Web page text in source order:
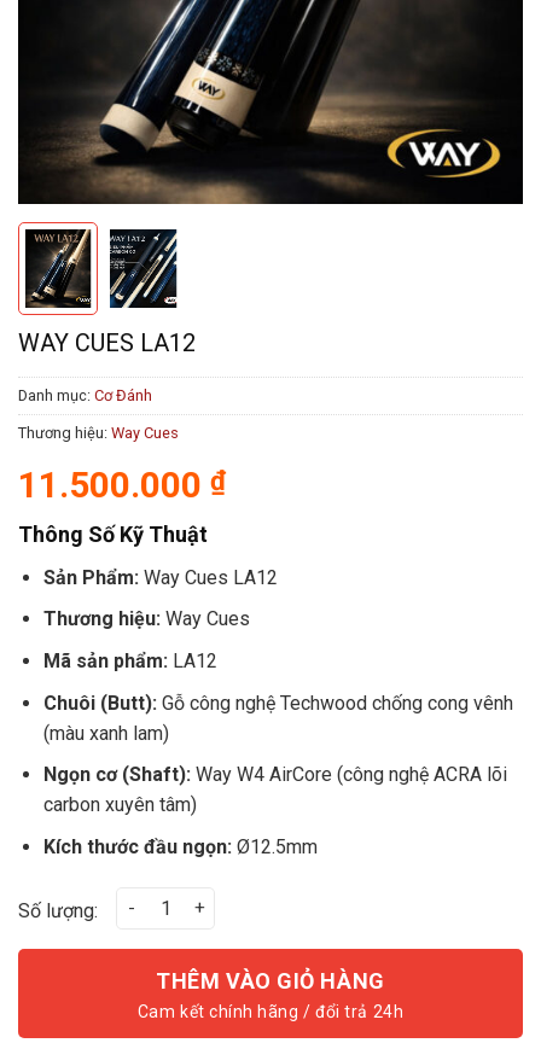
WAY CUES LA12
Danh mục: Cơ Đánh
Thương hiệu: Way Cues
11.500.000 ₫
Thông Số Kỹ Thuật
Sản Phẩm:Way Cues LA12
Thương hiệu:Way Cues
Mã sản phẩm:LA12
Chuôi (Butt): Gỗ công nghệ Techwood chống cong vênh
(màu xanh lam)
Ngọn cơ (Shaft):Way W4 AirCore (công nghệ ACRA lõi
carbon xuyên tâm)
Kích thước đầu ngọn:Ø12.5mm
Số lượng: Way Cues LA12 số lượng
THÊM VÀO GIỎ HÀNG